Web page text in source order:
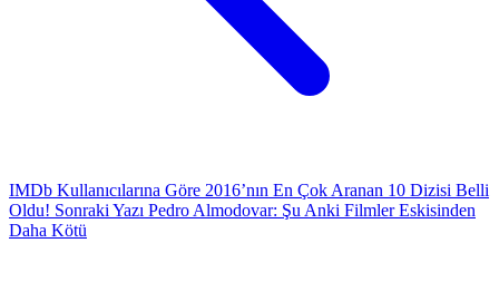
IMDb Kullanıcılarına Göre 2016’nın En Çok Aranan 10 Dizisi Belli
Oldu! Sonraki Yazı Pedro Almodovar: Şu Anki Filmler Eskisinden
Daha Kötü